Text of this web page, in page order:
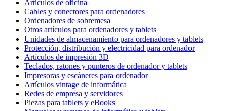
Artículos de oficina
Cables y conectores para ordenadores
Ordenadores de sobremesa
Otros artículos para ordenadores y tablets
Unidades de almacenamiento para ordenadores y tablets
Protección, distribución y electricidad para ordenador
Artículos de impresión 3D
Teclados, ratones y punteros de ordenador y tablets
Impresoras y escáneres para ordenador
Artículos vintage de informática
Redes de empresa y servidores
Piezas para tablets y eBooks